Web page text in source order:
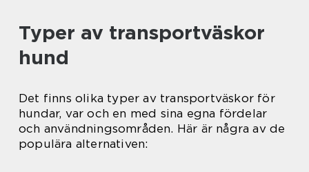
Typer av transportväskor
hund
Det finns olika typer av transportväskor för
hundar, var och en med sina egna fördelar
och användningsområden. Här är några av de
populära alternativen: